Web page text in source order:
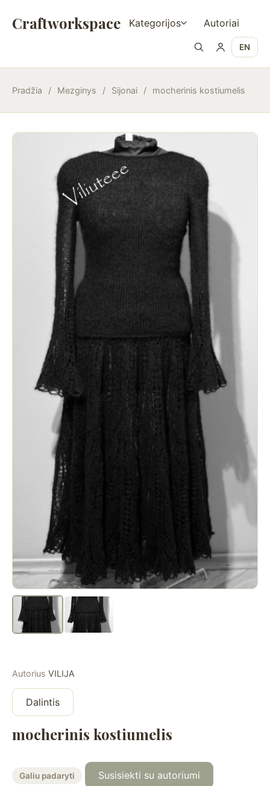
Craftworkspace Kategorijos Autoriai
EN
Pradžia / Mezginys / Sijonai / mocherinis kostiumelis
Autorius VILIJA
Dalintis
mocherinis kostiumelis
Galiu padaryti Susisiekti su autoriumi